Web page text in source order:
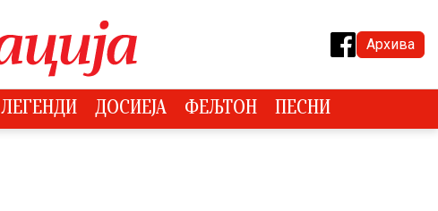
Архива
ЛЕГЕНДИ ДОСИЕЈА ФЕЉТОН ПЕСНИ